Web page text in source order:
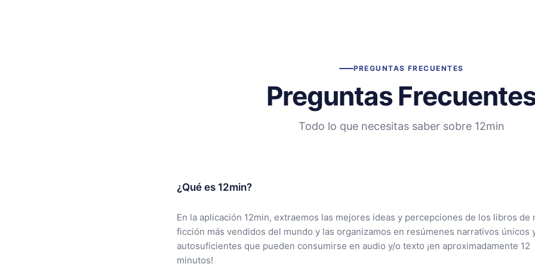
PREGUNTAS FRECUENTES
Preguntas
Todo lo que necesitas saber sobre 12min
¿Qué es 12min?
En la aplicación 12min, extraemos las mejores ideas y percepciones de los libros de
ficción más vendidos del mundo y las organizamos en resúmenes narrativos únicos
autosuficientes que pueden consumirse en audio y/o texto ¡en aproximadamente 12
minutos!